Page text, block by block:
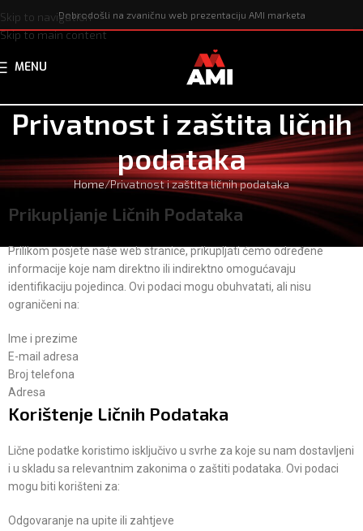
Skip to navigation
Skip to main content
Dobrodošli na zvaničnu web prezentaciju AMI marketa
MENU
Privatnost i zaštita ličnih
podataka
Home Privatnost i zaštita ličnih podataka
Prikupljanje Ličnih Podataka
Prilikom posjete naše web stranice, prikupljati ćemo određene
informacije koje nam direktno ili indirektno omogućavaju
identifikaciju pojedinca. Ovi podaci mogu obuhvatati, ali nisu
ograničeni na:
Ime i prezime
E-mail adresa
Broj telefona
Adresa
Korištenje Ličnih Podataka
Lične podatke koristimo isključivo u svrhe za koje su nam dostavljeni
i u skladu sa relevantnim zakonima o zaštiti podataka. Ovi podaci
mogu biti korišteni za:
Odgovaranje na upite ili zahtjeve